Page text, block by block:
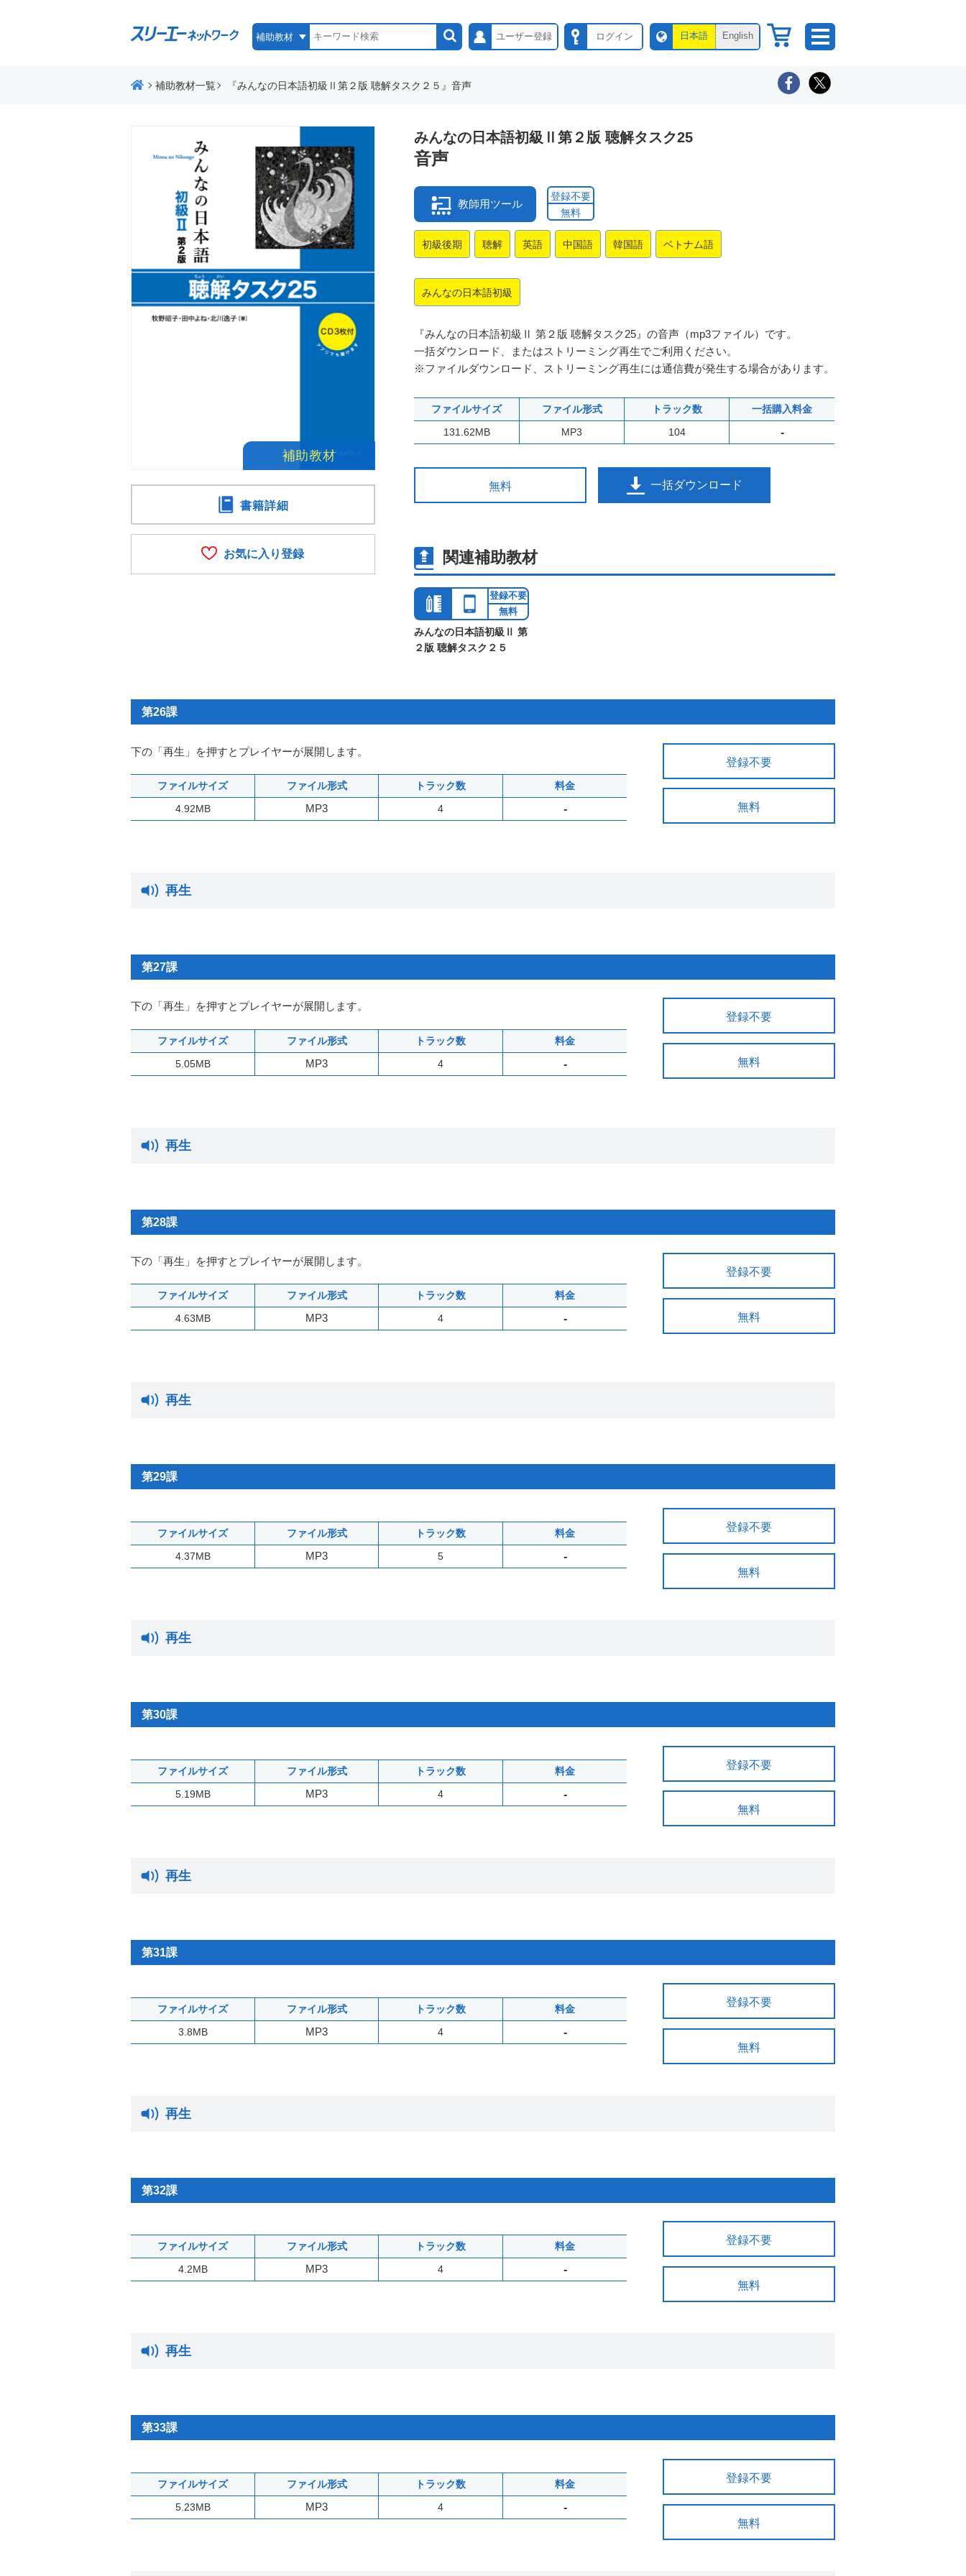
ユーザー登録 ログイン 日本語 English
補助教材一覧 『みんなの日本語初級Ⅱ第２版 聴解タスク２５』音声
みんなの日本語初級Ⅱ第２版 聴解タスク25
音声
教師用ツール
登録不要
無料
初級後期 聴解 英語 中国語 韓国語 ベトナム語
みんなの日本語初級
『みんなの日本語初級Ⅱ 第２版 聴解タスク25』の音声（mp3ファイル）です。
一括ダウンロード、またはストリーミング再生でご利用ください。
※ファイルダウンロード、ストリーミング再生には通信費が発生する場合があります。
ファイルサイズ ファイル形式 トラック数
一括購入料金
131.62MB
MP3 104 -
無料 一括ダウンロード
関連補助教材
みんなの日本語初級Ⅱ 第
２版 聴解タスク２５
登録不要
無料
書籍詳細
お気に入り登録
第26課
下の「再生」を押すとプレイヤーが展開します。
ファイルサイズ ファイル形式 トラック数
料金
4.92MB
MP3 4 -
登録不要
無料
再生
第27課
下の「再生」を押すとプレイヤーが展開します。
ファイルサイズ ファイル形式 トラック数
料金
5.05MB
MP3 4 -
登録不要
無料
再生
第28課
下の「再生」を押すとプレイヤーが展開します。
ファイルサイズ ファイル形式 トラック数
料金
4.63MB
MP3 4 -
登録不要
無料
再生
第29課
ファイルサイズ ファイル形式 トラック数
料金
4.37MB
MP3 5 -
登録不要
無料
再生
第30課
ファイルサイズ ファイル形式 トラック数
料金
5.19MB
MP3 4 -
登録不要
無料
再生
第31課
ファイルサイズ ファイル形式 トラック数
料金
3.8MB
MP3 4 -
登録不要
無料
再生
第32課
ファイルサイズ ファイル形式 トラック数
料金
4.2MB
MP3 4 -
登録不要
無料
再生
第33課
ファイルサイズ ファイル形式 トラック数
料金
5.23MB
MP3 4 -
登録不要
無料